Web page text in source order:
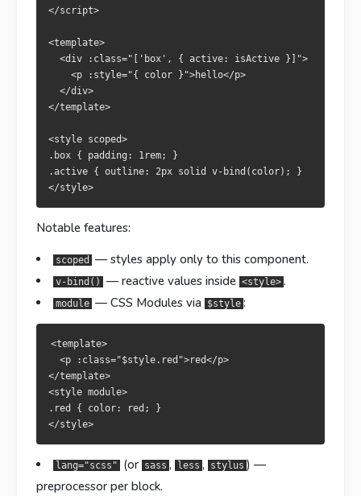
几个关键特性：
—— 样式只作用于本组件。
v-bind() —— 在
module —— CSS Modules，通过
<template>
  <p :class="$style.red">red</p>
</template>
（或 ）—— 每个
块独立选择预处理器。
PostCSS
Nuxt 已经预配置了 postcss-import 、 postcss-url
autoprefixer 、 cssnano
export default defineNuxtConfig({
      'postcss-nested': {},
      'postcss-custom-media': {},
重點特性：
scoped —— 樣式僅作用於當前元件。
v-bind() —— 於
module —— CSS Modules，透過
<template>
  <p :class="$style.red">red</p>
</template>
<style module>
（或 、 、 ）—— 每個
PostCSS
Nuxt 已預先設定
autoprefixer 、 。欲追加其他外掛：
export default defineNuxtConfig({
    plugins: {
      'postcss-nested': {},
</script>
<template>
  <div :class="['box', { active: isActive }]">
    <p :style="{ color }">hello</p>
  </div>
</template>
<style scoped>
.box { padding: 1rem; }
.active { outline: 2px solid v-bind(color); }
Notable features:
scoped — styles apply only to this component.
v-bind() — reactive values inside <style> .
module — CSS Modules via $style :
<template>
  <p :class="$style.red">red</p>
</template>
<style module>
.red { color: red; }
lang="scss" (or sass , less , stylus ) —
preprocessor per block.